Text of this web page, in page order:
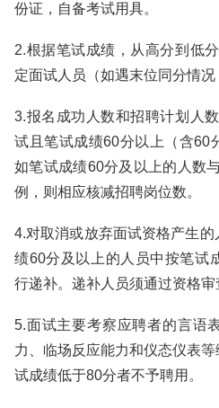
份证，自备考试用具。
2.根据笔试成绩，从高分到低
定面试人员（如遇末位同分情况
3.报名成功人数和招聘计划人
试且笔试成绩60分以上（含60
如笔试成绩60分及以上的人数
例，则相应核减招聘岗位数。
4.对取消或放弃面试资格产生
绩60分及以上的人员中按笔试
行递补。递补人员须通过资格审
5.面试主要考察应聘者的言语
力、临场反应能力和仪态仪表
试成绩低于80分者不予聘用。